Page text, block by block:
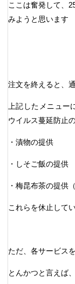
ここは奮発して、
みようと思います
注文を終えると、
上記したメニュ
ウイルス蔓延防止
・漬物の提供
・しそご飯の提供
・梅昆布茶の提供
これらを休止して
ただ、各サービス
とんかつと言えば